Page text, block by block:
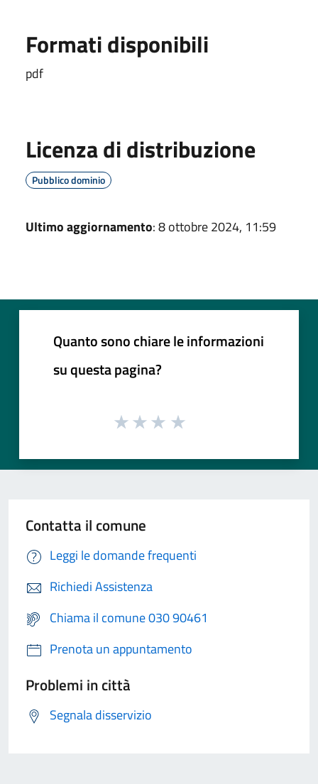
Formati disponibili
pdf
Licenza di distribuzione
Pubblico dominio
Ultimo aggiornamento: 8 ottobre 2024, 11:59
Quanto sono chiare le informazioni
su questa pagina?
Contatta il comune
Leggi le domande frequenti
Richiedi Assistenza
Chiama il comune 030 90461
Prenota un appuntamento
Problemi in città
Segnala disservizio